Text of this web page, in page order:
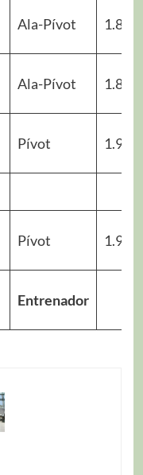
Ala-Pívot 1.85
Ala-Pívot 1.86
Pívot 1.90
Pívot 1.90
Entrenador